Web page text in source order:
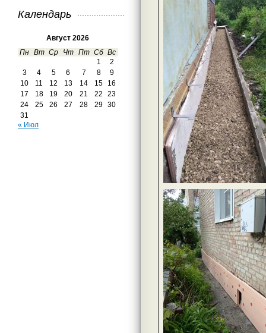
Календарь
Август 2026
Пн Вт Ср Чт Пт Сб Вс
1
2
3
4 5 6 7 8
9
10
11 12 13 14 15
16
17
18 19 20 21 22
23
24
25 26 27 28 29
30
31
« Июл